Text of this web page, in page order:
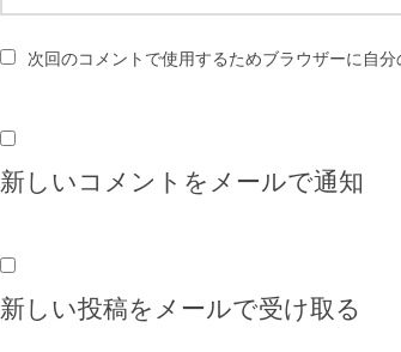
次回のコメントで使用するためブラウザーに自
新しいコメントをメールで通知
新しい投稿をメールで受け取る